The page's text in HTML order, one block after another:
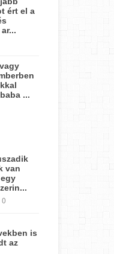
ért el a
...
van
0
is
az